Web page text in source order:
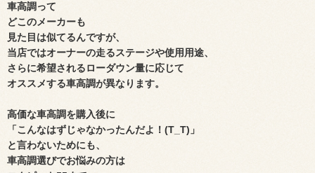
車高調って
どこのメーカーも
見た目は似てるんですが、
当店ではオーナーの走るステージや使用用途、
さらに希望されるローダウン量に応じて
オススメする車高調が異なります。
高価な車高調を購入後に
「こんなはずじゃなかったんだよ！(T_T)」
と言わないためにも、
車高調選びでお悩みの方は